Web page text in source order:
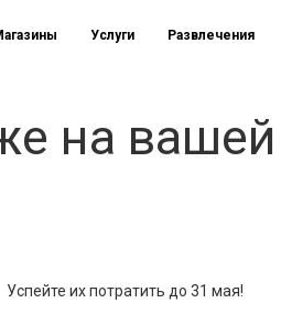
Услуги Развлечения
на
Успейте их потратить до 31 мая!